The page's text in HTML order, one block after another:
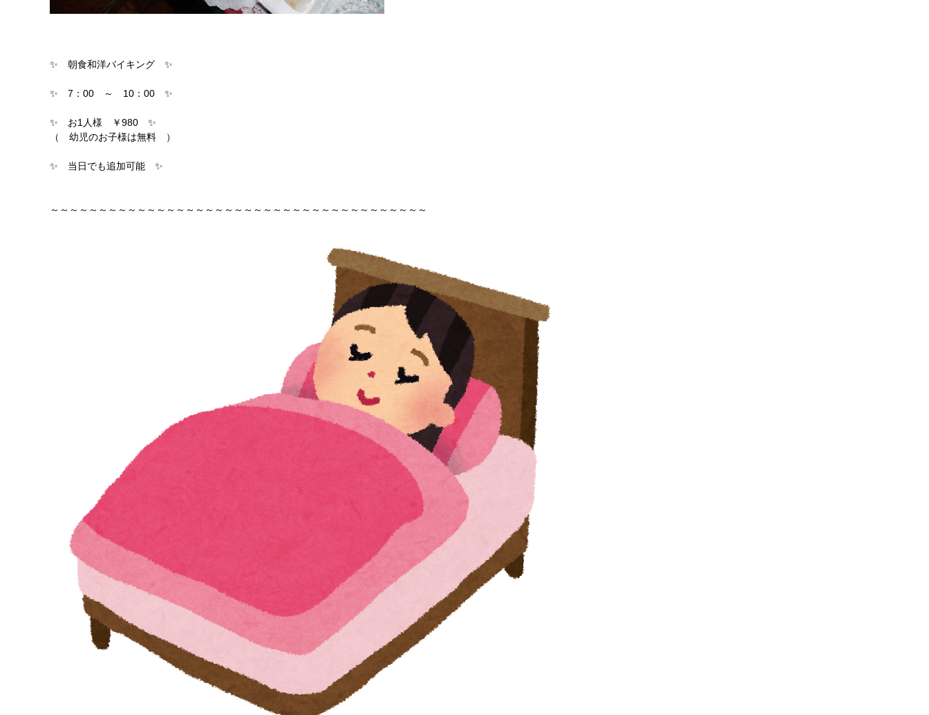
✨ 朝食和洋バイキング ✨
✨ 7：00 ～ 10：00 ✨
✨ お1人様 ￥980 ✨
（ 幼児のお子様は無料 ）
✨ 当日でも追加可能 ✨
～～～～～～～～～～～～～～～～～～～～～～～～～～～～～～～～～～～～～～～